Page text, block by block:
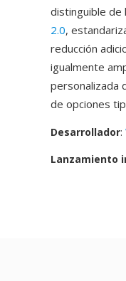
distinguible de
2.0,
reducción
igualmente
personalizada
de opciones
Desarrollador:
Lanzamiento